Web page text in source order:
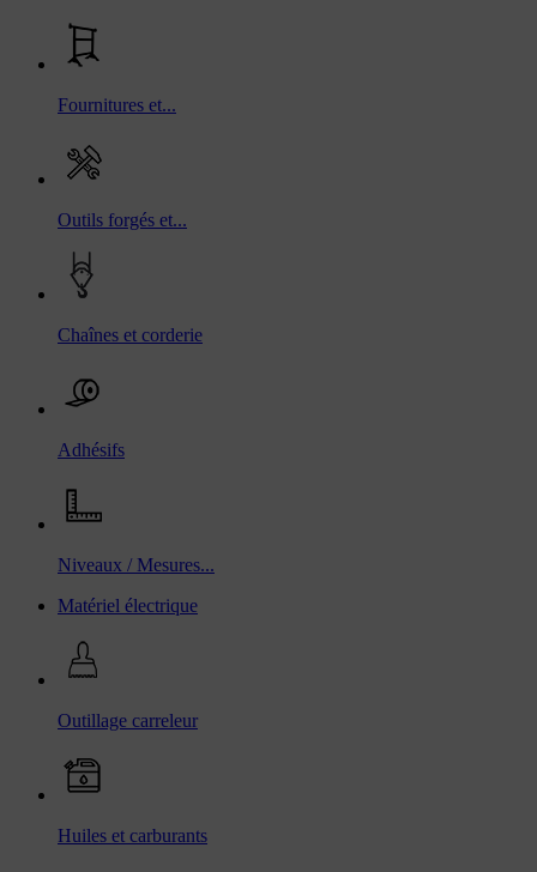
Fournitures et...
Outils forgés et...
Chaînes et corderie
Adhésifs
Niveaux / Mesures...
Matériel électrique
Outillage carreleur
Huiles et carburants